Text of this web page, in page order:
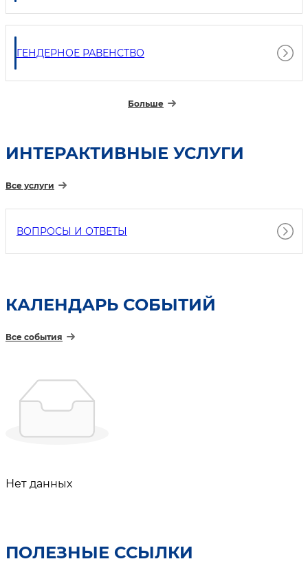
ГЕНДЕРНОЕ РАВЕНСТВО
Больше
ИНТЕРАКТИВНЫЕ УСЛУГИ
Все услуги
ВОПРОСЫ И ОТВЕТЫ
КАЛЕНДАРЬ СОБЫТИЙ
Все события
Нет данных
ПОЛЕЗНЫЕ ССЫЛКИ